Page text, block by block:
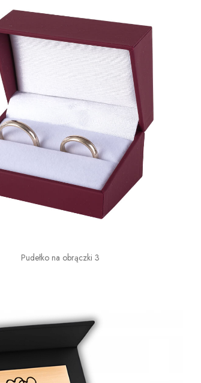
Pudełko na obrączki 3